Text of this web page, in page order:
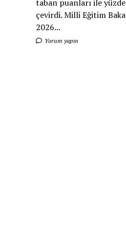
taban puanları ile
çevirdi. Milli Eğitim
2026...
Yorum yapın